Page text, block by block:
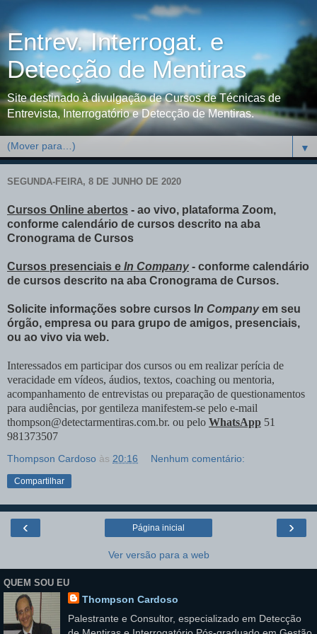
Entrev. Interrogat. e
Detecção de Mentiras
Site destinado à divulgação de Cursos de Técnicas de
Entrevista, Interrogatório e Detecção de Mentiras.
▼
SEGUNDA-FEIRA, 8 DE JUNHO DE 2020
Cursos Online abertos - ao vivo, plataforma Zoom,
conforme calendário de cursos descrito na aba
Cronograma de Cursos
Cursos presenciais e In Company- conforme calendário
de cursos descrito na aba Cronograma de Cursos.
Solicite informações sobre cursos I n Companyem seu
órgão, empresa ou para grupo de amigos, presenciais,
ou ao vivo via web.
Interessados em participar dos cursos ou em realizar perícia de
veracidade em vídeos, áudios, textos, coaching ou mentoria,
acompanhamento de entrevistas ou preparação de questionamentos
para audiências, por gentileza manifestem-se pelo e-mail
thompson@detectarmentiras.com.br. ou pelo WhatsApp 51
981373507
Thompson Cardoso às 20:16 Nenhum comentário:
Compartilhar
‹ ›
Página inicial
Ver versão para a web
QUEM SOU EU
Thompson Cardoso
Palestrante e Consultor, especializado em Detecção